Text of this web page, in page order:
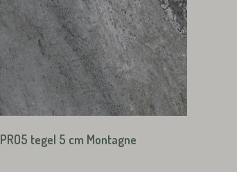
PRO5 tegel 5 cm Montagne